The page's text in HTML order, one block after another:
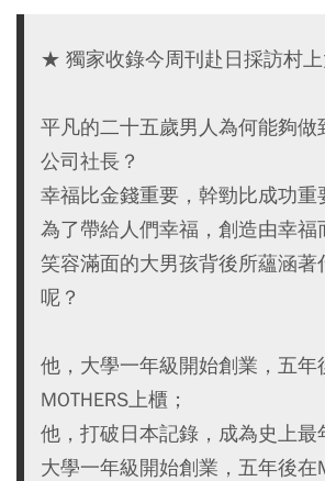
★ 獨家收錄今周刊赴日採訪村
平凡的二十五歲男人為何能夠做
公司社長？
幸福比金錢重要，幹勁比成功重
為了帶給人們幸福，創造由幸福
笑容滿面的大男孩背後所蘊涵著
呢？
他，大學一年級開始創業，五年
MOTHERS上櫃；
他，打破日本記錄，成為史上最
大學一年級開始創業，五年後在